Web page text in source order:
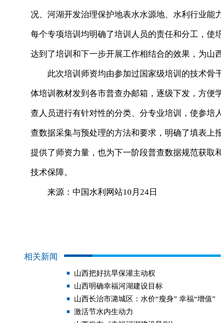
况、河湖开发治理保护地表水水源地、水利行业
每个专项培训均明确了培训人员的责任和分工，
达到了培训和下一步开展工作相结合的效果，为山
此次培训师资均由参加过国家级培训的技术骨
体培训教材发到各市普查办邮箱，逐级下发，方
查人员进行有针对性的分类、分专业培训，使参
查数据采集与预处理的方法和要求，明确了填表
提供了师资力量，也为下一阶段普查数据规范获取
技术保障。
来源：中国水利网站10月24日
相关新闻
山西把好抗旱保灌主动权
山西明确幸福河湖建设目标
山西长治市潞城区：水价“瘦身” 幸福“增值”
激活节水内生动力